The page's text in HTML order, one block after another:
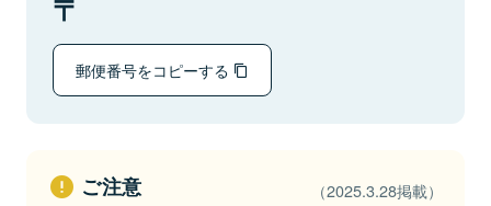
郵便番号をコピーする
ご注意 （2025.3.28掲載）